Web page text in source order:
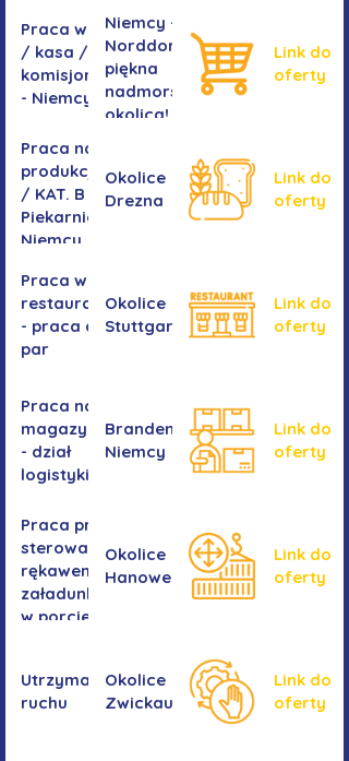
Praca w sklepie
/ kasa /
komisjonowanie
- Niemcy
Niemcy -
Norddorf -
piękna
nadmorska
okolica!
Link do
oferty
Praca na
produkcji
/ KAT. B -
Piekarnia
Niemcy
Okolice
Drezna
Link do
oferty
Praca w
restauracji
- praca dla
par
Okolice
Stuttgartu
Link do
oferty
Praca na
magazynie
- dział
logistyki
Brandenburgia,
Niemcy
Link do
oferty
Praca przy
sterowaniu
rękawem
załadunkowym
w porcie
Okolice
Hanower
Link do
oferty
Utrzymanie
ruchu
Okolice
Zwickau
Link do
oferty